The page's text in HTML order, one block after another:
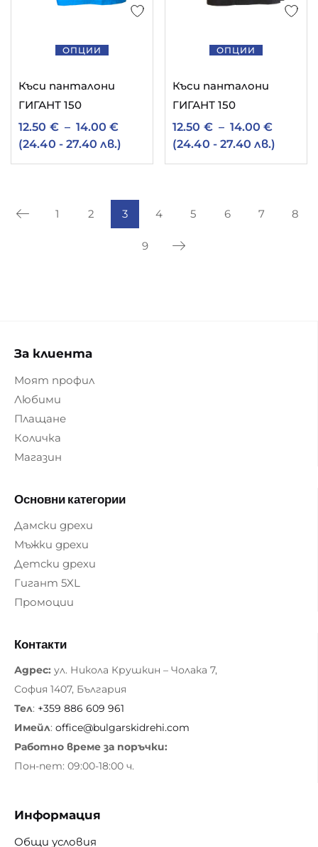
ОПЦИИ
Къси панталони
ГИГАНТ 150
12.50 € – 14.00€
(24.40 - 27.40 лв.)
ОПЦИИ
Къси панталони
ГИГАНТ 150
12.50 € – 14.00€
(24.40 - 27.40 лв.)
1 2 3 4 5 6 7 8
9
За клиента
Моят профил
Любими
Плащане
Количка
Магазин
Основни категории
Дамски дрехи
Мъжки дрехи
Детски дрехи
Гигант 5XL
Промоции
Контакти
Адрес: ул. Никола Крушкин – Чолака 7,
София 1407, България
Тел: +359 886 609 961
Имейл: office@bulgarskidrehi.com
Работно време за поръчки:
Пон-пет: 09:00-18:00 ч.
Информация
Общи условия